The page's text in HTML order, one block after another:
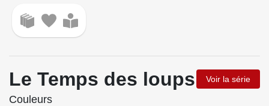
Le Temps des loups Voir la série
Couleurs